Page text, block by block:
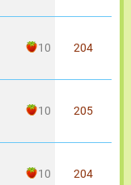
10 204
10 205
10 204